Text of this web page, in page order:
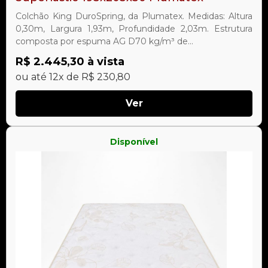
Colchão King DuroSpring, da Plumatex. Medidas: Altura
0,30m, Largura 1,93m, Profundidade 2,03m. Estrutura
composta por espuma AG D70 kg/m³ de...
R$ 2.445,30 à vista
ou até 12x de R$ 230,80
Ver
Disponível